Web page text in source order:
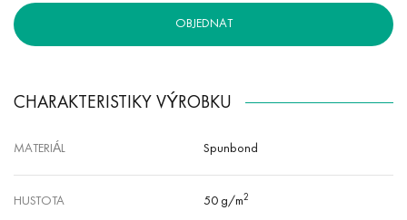
OBJEDNAT
CHARAKTERISTIKY VÝROBKU
MATERIÁL Spunbond
HUSTOTA 50 g/m2